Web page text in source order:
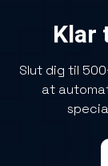
Klar
Slut dig til
at